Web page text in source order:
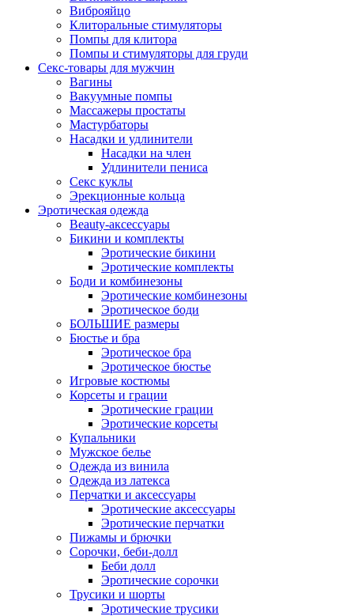
Виброяйцо
Клиторальные стимуляторы
Помпы для клитора
Помпы и стимуляторы для груди
Секс-товары для мужчин
Вагины
Вакуумные помпы
Массажеры простаты
Мастурбаторы
Насадки и удлинители
Насадки на член
Удлинители пениса
Секс куклы
Эрекционные кольца
Эротическая одежда
Beauty-аксессуары
Бикини и комплекты
Эротические бикини
Эротические комплекты
Боди и комбинезоны
Эротические комбинезоны
Эротическое боди
БОЛЬШИЕ размеры
Бюстье и бра
Эротическое бра
Эротическое бюстье
Игровые костюмы
Корсеты и грации
Эротические грации
Эротические корсеты
Купальники
Мужское белье
Одежда из винила
Одежда из латекса
Перчатки и аксессуары
Эротические аксессуары
Эротические перчатки
Пижамы и брючки
Сорочки, беби-долл
Беби долл
Эротические сорочки
Трусики и шорты
Эротические трусики